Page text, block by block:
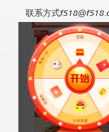
联系方式